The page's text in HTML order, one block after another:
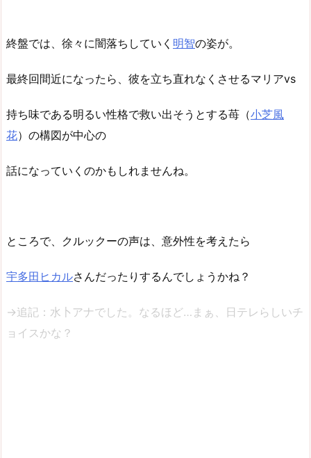
終盤では、徐々に闇落ちしていく 明智の姿が。
最終回間近になったら、彼を立ち直れなくさせるマリアvs
持ち味である明るい性格で救い出そうとする苺（小芝風
花）の構図が中心の
話になっていくのかもしれませんね。
ところで、クルックーの声は、意外性を考えたら
宇多田ヒカルさんだったりするんでしょうかね？
→追記：水卜アナでした。なるほど…まぁ、日テレらしいチ
ョイスかな？